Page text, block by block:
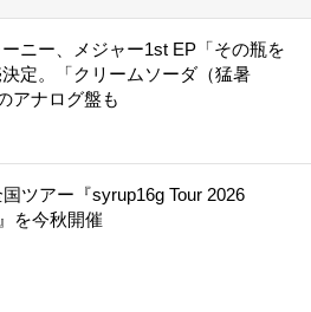
ニー、メジャー1st EP「その瓶を
定。「クリームソーダ（猛暑
アナログ盤も
ツアー『syrup16g Tour 2026
を今秋開催